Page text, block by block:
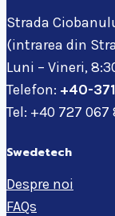
Strada
(intrarea din
Luni – Vineri,
Telefon: +40-
Tel: +40 727 067
Swedetech
Despre noi
FAQs